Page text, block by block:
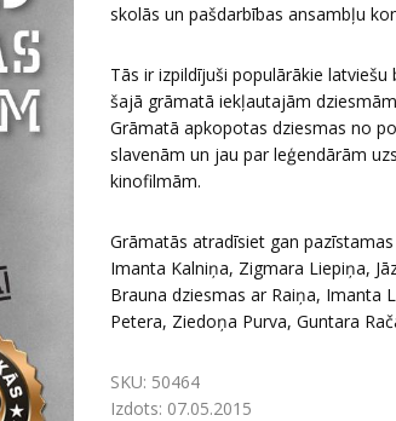
skolās un pašdarbības ansambļu
Tās ir izpildījuši populārākie
šajā grāmatā iekļautajām
Grāmatā apkopotas dziesmas no
slavenām un jau par leģendārām
kinofilmām.
Grāmatās atradīsiet gan
Imanta Kalniņa, Zigmara Liepiņa,
Brauna dziesmas ar Raiņa, Imanta
Petera, Ziedoņa Purva, Guntara
SKU: 50464
Izdots: 07.05.2015